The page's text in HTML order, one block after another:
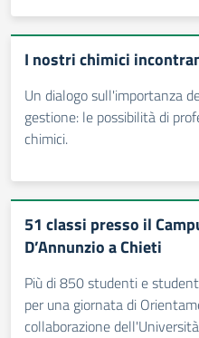
I nostri chimici
Un dialogo sull'importanza
gestione: le possibilità di
chimici.
51 classi presso il
D’Annunzio a Chieti
Più di 850 studenti e
per una giornata di
collaborazione